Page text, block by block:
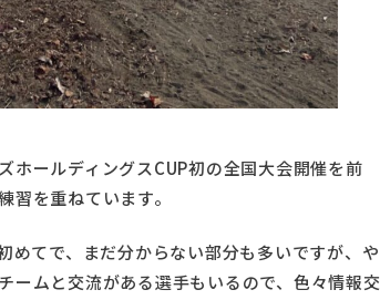
ホールディングスCUP初の全国大会開催を前
習を重ねています。
めてで、まだ分からない部分も多いですが、や
ームと交流がある選手もいるので、色々情報交